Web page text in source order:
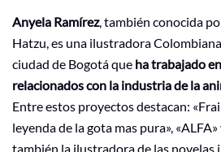
Anyela Ramírez, también conocida
Hatzu, es una ilustradora
ciudad de Bogotá que ha trabajado
relacionados con la industria de la
Entre estos proyectos destacan:
leyenda de la gota mas pura»,
también la ilustradora de las